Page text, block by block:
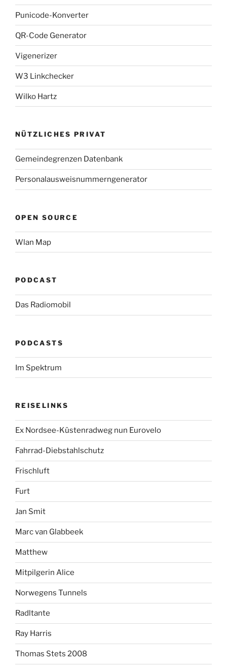
Punicode-Konverter
QR-Code Generator
Vigenerizer
W3 Linkchecker
Wilko Hartz
NÜTZLICHES PRIVAT
Gemeindegrenzen Datenbank
Personalausweisnummerngenerator
OPEN SOURCE
Wlan Map
PODCAST
Das Radiomobil
PODCASTS
Im Spektrum
REISELINKS
Ex Nordsee-Küstenradweg nun Eurovelo
Fahrrad-Diebstahlschutz
Frischluft
Furt
Jan Smit
Marc van Glabbeek
Matthew
Mitpilgerin Alice
Norwegens Tunnels
Radltante
Ray Harris
Thomas Stets 2008